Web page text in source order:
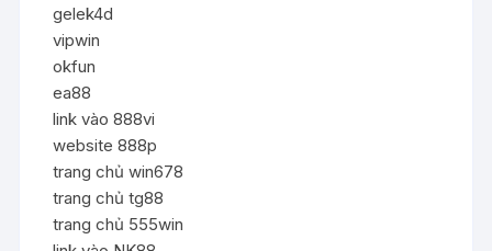
gelek4d
vipwin
okfun
ea88
link vào 888vi
website 888p
trang chủ win678
trang chủ tg88
trang chủ 555win